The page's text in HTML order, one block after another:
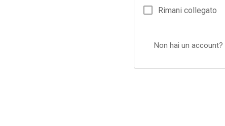
Rimani collegato
Non hai un account?